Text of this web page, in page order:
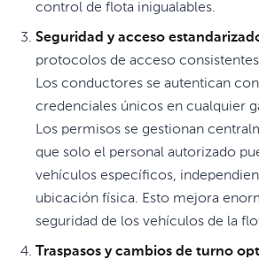
control de flota inigualables.
Seguridad y acceso
protocolos de acceso
Los conductores se autentican
credenciales únicos en cualquier
Los permisos se gestionan
que solo el personal autorizado
vehículos específicos,
ubicación física. Esto mejora
seguridad de los vehículos de la
Traspasos y cambios de turno